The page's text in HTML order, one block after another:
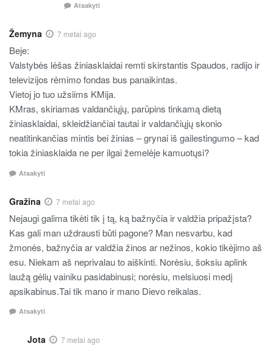
Atsakyti
Žemyna 7 metai ago
Beje:
Valstybės lėšas žiniasklaidai remti skirstantis Spaudos, radijo ir
televizijos rėmimo fondas bus panaikintas.
Vietoj jo tuo užsiims KMija.
KMras, skiriamas valdančiųjų, parūpins tinkamą dietą
žiniasklaidai, skleidžiančiai tautai ir valdančiųjų skonio
neatitinkančias mintis bei žinias – grynai iš gailestingumo – kad
tokia žiniasklaida ne per ilgai žemelėje kamuotųsi?
Atsakyti
Gražina 7 metai ago
Nejaugi galima tikėti tik į tą, ką bažnyčia ir valdžia pripažįsta?
Kas gali man uždrausti būti pagone? Man nesvarbu, kad
žmonės, bažnyčia ar valdžia žinos ar nežinos, kokio tikėjimo aš
esu. Niekam aš neprivalau to aiškinti. Norėsiu, šoksiu aplink
laužą gėlių vainiku pasidabinusi; norėsiu, melsiuosi medį
apsikabinus.Tai tik mano ir mano Dievo reikalas.
Atsakyti
Jota 7 metai ago